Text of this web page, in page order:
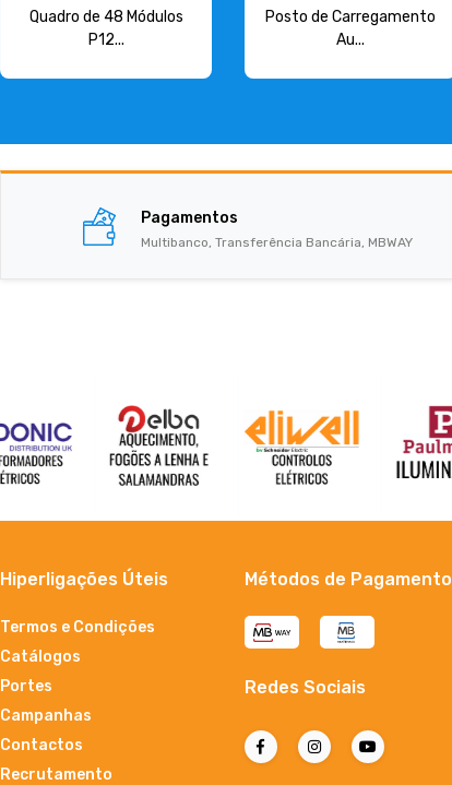
Quadro de 48 Módulos
P12...
Posto de Carregamento
Au...
Pagamentos
Multibanco, Transferência Bancária, MBWAY
Hiperligações Úteis
Termos e Condições
Catálogos
Portes
Campanhas
Contactos
Recrutamento
Métodos de Pagamento
Redes Sociais